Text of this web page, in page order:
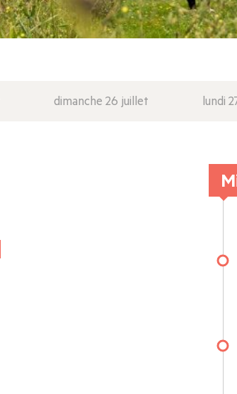
dimanche 26 juillet lundi